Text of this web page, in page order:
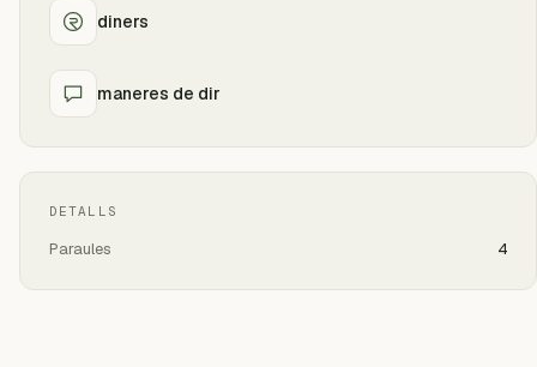
diners
maneres de dir
DETALLS
Paraules 4